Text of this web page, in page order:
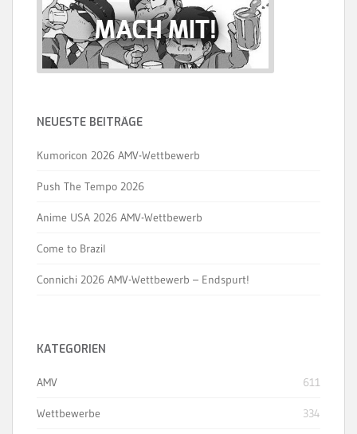
NEUESTE BEITRÄGE
Kumoricon 2026 AMV-Wettbewerb
Push The Tempo 2026
Anime USA 2026 AMV-Wettbewerb
Come to Brazil
Connichi 2026 AMV-Wettbewerb – Endspurt!
KATEGORIEN
AMV 611
Wettbewerbe 334